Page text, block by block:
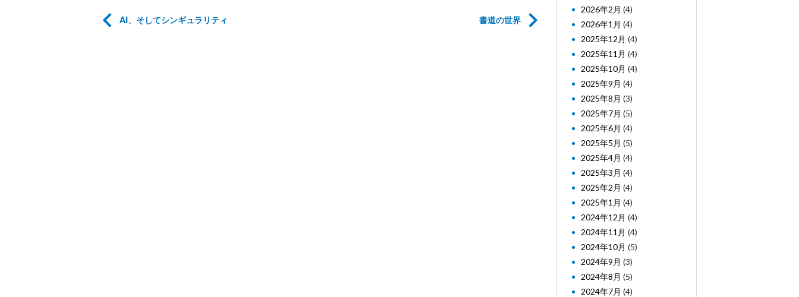
書道の世界
AI、そしてシンギュラリティ
2026年2月 (4)
2026年1月 (4)
2025年12月 (4)
2025年11月 (4)
2025年10月 (4)
2025年9月 (4)
2025年8月 (3)
2025年7月 (5)
2025年6月 (4)
2025年5月 (5)
2025年4月 (4)
2025年3月 (4)
2025年2月 (4)
2025年1月 (4)
2024年12月 (4)
2024年11月 (4)
2024年10月 (5)
2024年9月 (3)
2024年8月 (5)
2024年7月 (4)